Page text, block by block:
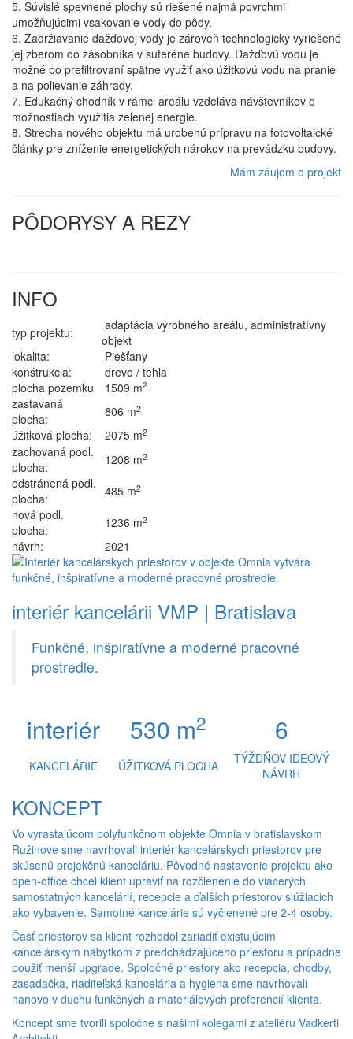
5. Súvislé spevnené plochy sú riešené najmä povrchmi
umožňujúcimi vsakovanie vody do pôdy.
6. Zadržiavanie dažďovej vody je zároveň technologicky vyriešené
jej zberom do zásobníka v suteréne budovy. Dažďovú vodu je
možné po prefiltrovaní spätne využiť ako úžitkovú vodu na pranie
a na polievanie záhrady.
7. Edukačný chodník v rámci areálu vzdeláva návštevníkov o
možnostiach využitia zelenej energie.
8. Strecha nového objektu má urobenú prípravu na fotovoltaické
články pre zníženie energetických nárokov na prevádzku budovy.
Mám záujem o projekt
PÔDORYSY A REZY
INFO
typ projektu:
adaptácia výrobného areálu, administratívny
objekt
lokalita:
Piešťany
konštrukcia:
drevo / tehla
plocha pozemku
1509 m2
zastavaná
plocha:
806 m2
úžitková plocha: 2075 m2
zachovaná podl.
plocha:
1208 m2
odstránená podl.
plocha:
485 m2
nová podl.
plocha:
1236 m2
návrh: 2021
interiér kancelárii VMP | Bratislava
Funkčné, inšpiratívne a moderné pracovné
prostredie.
interiér 530 m2 6
KANCELÁRIE ÚŽITKOVÁ PLOCHA
TÝŽDŇOV IDEOVÝ
NÁVRH
KONCEPT
Vo vyrastajúcom polyfunkčnom objekte Omnia v bratislavskom
Ružinove sme navrhovali interiér kancelárskych priestorov pre
skúsenú projekčnú kanceláriu. Pôvodné nastavenie projektu ako
open-office chcel klient upraviť na rozčlenenie do viacerých
samostatných kancelárií, recepcie a ďalších priestorov slúžiacich
ako vybavenie. Samotné kancelárie sú vyčlenené pre 2-4 osoby.
Časť priestorov sa klient rozhodol zariadiť existujúcim
kancelárskym nábytkom z predchádzajúceho priestoru a prípadne
použiť menší upgrade. Spoločné priestory ako recepcia, chodby,
zasadačka, riaditeľská kancelária a hygiena sme navrhovali
nanovo v duchu funkčných a materiálových preferencií klienta.
Koncept sme tvorili spoločne s našimi kolegami z ateliéru Vadkerti